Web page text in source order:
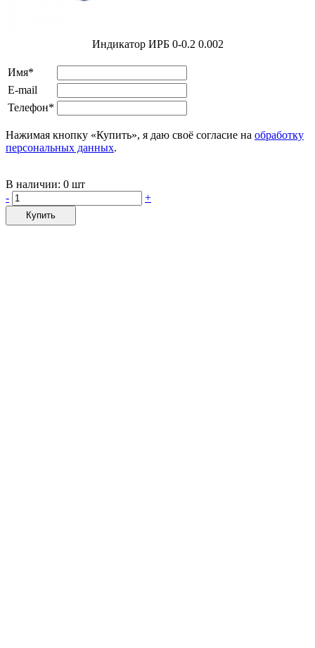
Индикатор ИРБ 0-0.2 0.002
Имя*
E-mail
Телефон*
Нажимая кнопку «Купить», я даю своё согласие на обработку
персональных данных.
В наличии: 0 шт
-
+
Купить